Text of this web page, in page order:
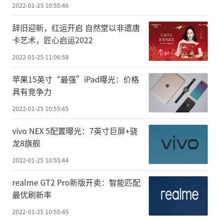
2022-01-25 10:55:46
辞旧迎新，红运开启 自然堂以非遗唐
卡艺术，匠心启运2022
2022-01-25 11:06:58
苹果15英寸“最强”iPad曝光：价格
具有竞争力
2022-01-25 10:55:45
vivo NEX 5配置曝光：7英寸巨屏+骁
龙8旗舰
2022-01-25 10:55:44
realme GT2 Pro新版开卖：智能匹配
最优刷新率
2022-01-25 10:55:45